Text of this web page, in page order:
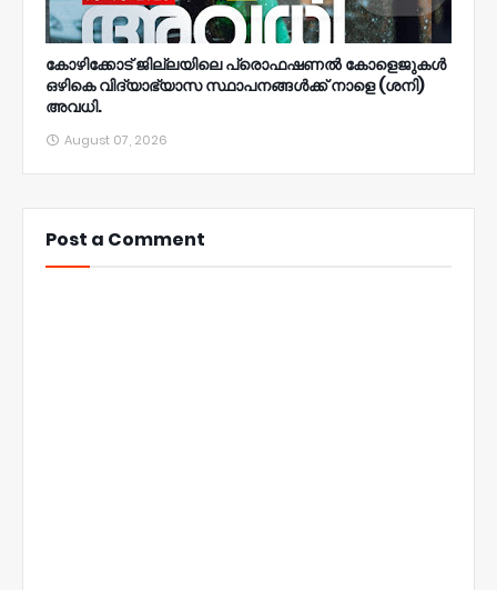
കോഴിക്കോട് ജില്ലയിലെ പ്രൊഫഷണൽ കോളെജുകൾ
ഒഴികെ വിദ്യാഭ്യാസ സ്ഥാപനങ്ങൾക്ക് നാളെ (ശനി)
അവധി.
August 07, 2026
Post a Comment